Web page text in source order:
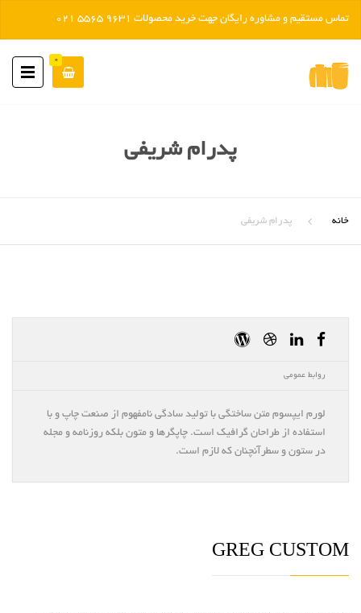
0
پدرام شریفی
خانه پدرام شریفی
روابط عمومی
لورم ایپسوم متن ساختگی با تولید سادگی نامفهوم از صنعت چاپ و با
استفاده از طراحان گرافیک است. چاپگرها و متون بلکه روزنامه و مجله
در ستون و سطرآنچنان که لازم است.
GREG CUSTOM
تماس مستقیم و مشاوره رایگان جهت خرید محصولات 9631 5565 021